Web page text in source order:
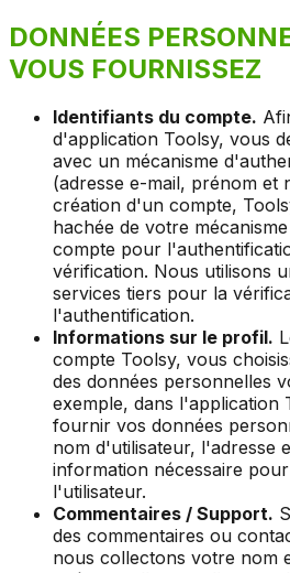
DONNÉES
VOUS FOURNISSEZ
Identifiants du compte.
d'application Toolsy, vous
avec un mécanisme
(adresse e-mail, prénom et
création d'un compte,
hachée de votre
compte pour
vérification. Nous utilisons
services tiers pour la
l'authentification.
Informations sur le profil.
compte Toolsy, vous
des données personnelles
exemple, dans l'application
fournir vos données
nom d'utilisateur, l'adresse
information nécessaire
l'utilisateur.
Commentaires / Support.
des commentaires ou
nous collectons votre nom